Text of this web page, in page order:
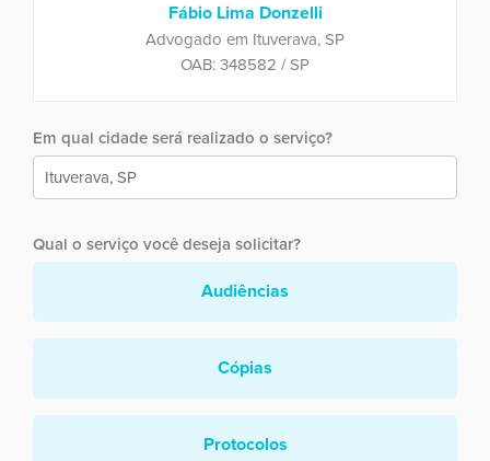
Fábio Lima Donzelli
Advogado em Ituverava, SP
OAB: 348582 / SP
Em qual cidade será realizado o serviço?
Qual o serviço você deseja solicitar?
Audiências
Cópias
Protocolos